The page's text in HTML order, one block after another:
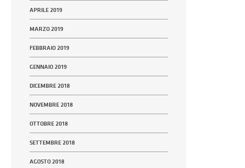
APRILE 2019
MARZO 2019
FEBBRAIO 2019
GENNAIO 2019
DICEMBRE 2018
NOVEMBRE 2018
OTTOBRE 2018
SETTEMBRE 2018
AGOSTO 2018